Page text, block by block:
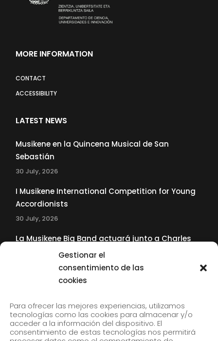
Gestionar el
consentimiento de las
cookies
Para ofrecer las mejores experiencias, utilizamos
tecnologías como las cookies para almacenar y/o
acceder a la información del dispositivo. El
consentimiento de estas tecnologías nos permitirá
MORE INFORMATION
CONTACT
ACCESSIBILITY
LATEST NEWS
Musikene en la Quincena Musical de San
Sebastián
30 July, 2026
I Musikene International Competition for Young
Accordionists
30 July, 2026
La Musikene Big Band actuará junto a Charles
Tolliver en el 61 Jazzaldia
Subscribe to our newsletter to receive our news by